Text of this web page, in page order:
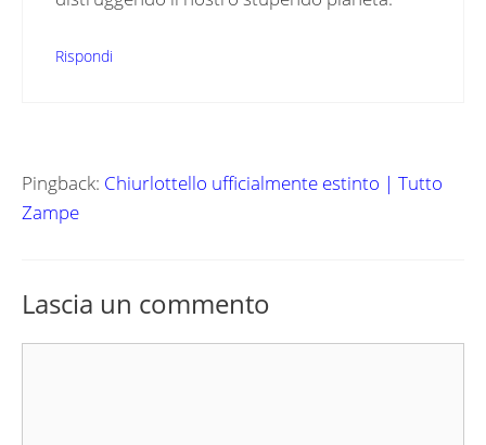
Rispondi
Pingback: Chiurlottello ufficialmente estinto | Tutto
Zampe
Lascia un commento